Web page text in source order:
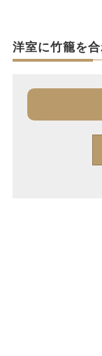
洋室に竹籠を